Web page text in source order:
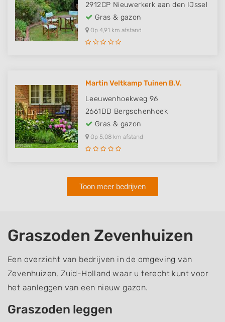
2912CP Nieuwerkerk aan den IJssel
Gras & gazon
Op 4,91 km afstand
Martin Veltkamp Tuinen B.V.
Leeuwenhoekweg 96
2661DD Bergschenhoek
Gras & gazon
Op 5,08 km afstand
Toon meer bedrijven
Graszoden Zevenhuizen
Een overzicht van bedrijven in de omgeving van
Zevenhuizen, Zuid-Holland waar u terecht kunt voor
het aanleggen van een nieuw gazon.
Graszoden leggen